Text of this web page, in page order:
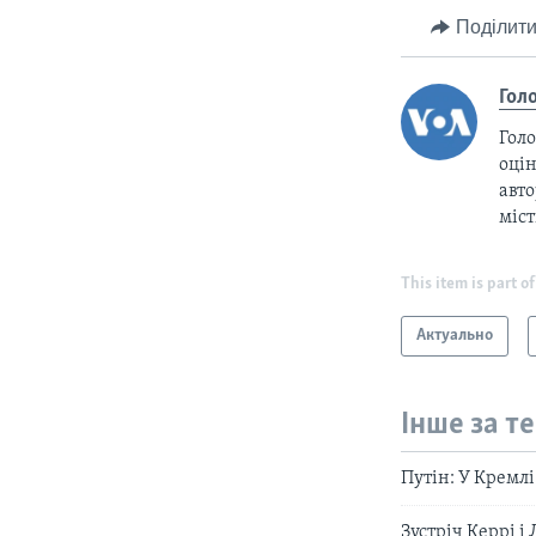
This item is part of
Актуально
Інше за
Путін: У
Зустріч Керрі